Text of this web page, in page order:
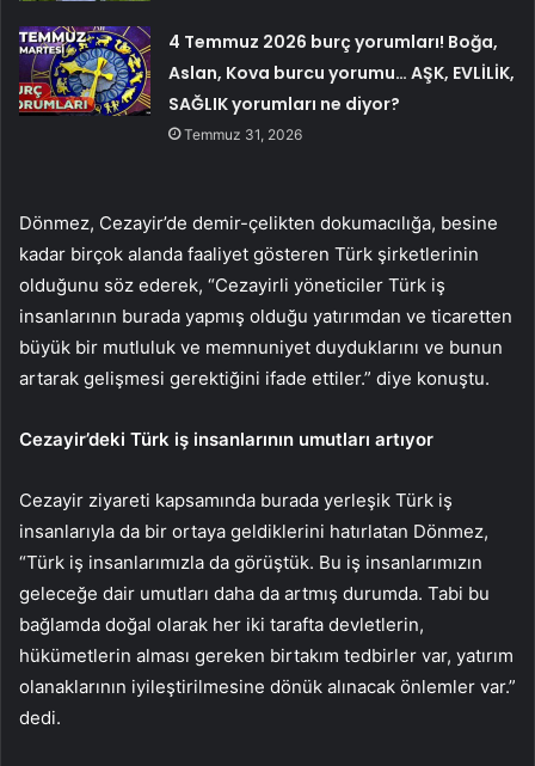
4 Temmuz 2026 burç yorumları! Boğa,
Aslan, Kova burcu yorumu… AŞK, EVLİLİK,
SAĞLIK yorumları ne diyor?
Temmuz 31, 2026
Dönmez, Cezayir’de demir-çelikten dokumacılığa, besine
kadar birçok alanda faaliyet gösteren Türk şirketlerinin
olduğunu söz ederek, “Cezayirli yöneticiler Türk iş
insanlarının burada yapmış olduğu yatırımdan ve ticaretten
büyük bir mutluluk ve memnuniyet duyduklarını ve bunun
artarak gelişmesi gerektiğini ifade ettiler.” diye konuştu.
Cezayir’deki Türk iş insanlarının umutları artıyor
Cezayir ziyareti kapsamında burada yerleşik Türk iş
insanlarıyla da bir ortaya geldiklerini hatırlatan Dönmez,
“Türk iş insanlarımızla da görüştük. Bu iş insanlarımızın
geleceğe dair umutları daha da artmış durumda. Tabi bu
bağlamda doğal olarak her iki tarafta devletlerin,
hükümetlerin alması gereken birtakım tedbirler var, yatırım
olanaklarının iyileştirilmesine dönük alınacak önlemler var.”
dedi.